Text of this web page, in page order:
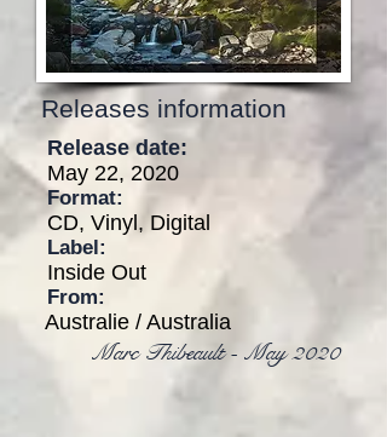
Releases information
Release date:
May 22, 2020
Format:
CD, Vinyl, Digital
Label:
Inside Out
From:
Australie / Australia
Marc Thibeault - May 2020